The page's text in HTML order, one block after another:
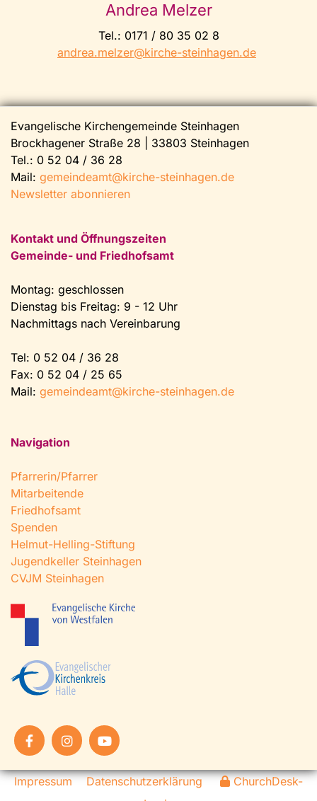
Andrea Melzer
Tel.: 0171 / 80 35 02 8
andrea.melzer@kirche-steinhagen.de
Evangelische Kirchengemeinde Steinhagen
Brockhagener Straße 28 | 33803 Steinhagen
Tel.: 0 52 04 / 36 28
Mail: gemeindeamt@kirche-steinhagen.de
Newsletter abonnieren
Kontakt und Öffnungszeiten
Gemeinde- und Friedhofsamt
Montag: geschlossen
Dienstag bis Freitag: 9 - 12 Uhr
Nachmittags nach Vereinbarung
Tel: 0 52 04 / 36 28
Fax: 0 52 04 / 25 65
Mail: gemeindeamt@kirche-steinhagen.de
Navigation
Pfarrerin/Pfarrer
Mitarbeitende
Friedhofsamt
Spenden
Helmut-Helling-Stiftung
Jugendkeller Steinhagen
CVJM Steinhagen
Impressum Datenschutzerklärung
ChurchDesk-